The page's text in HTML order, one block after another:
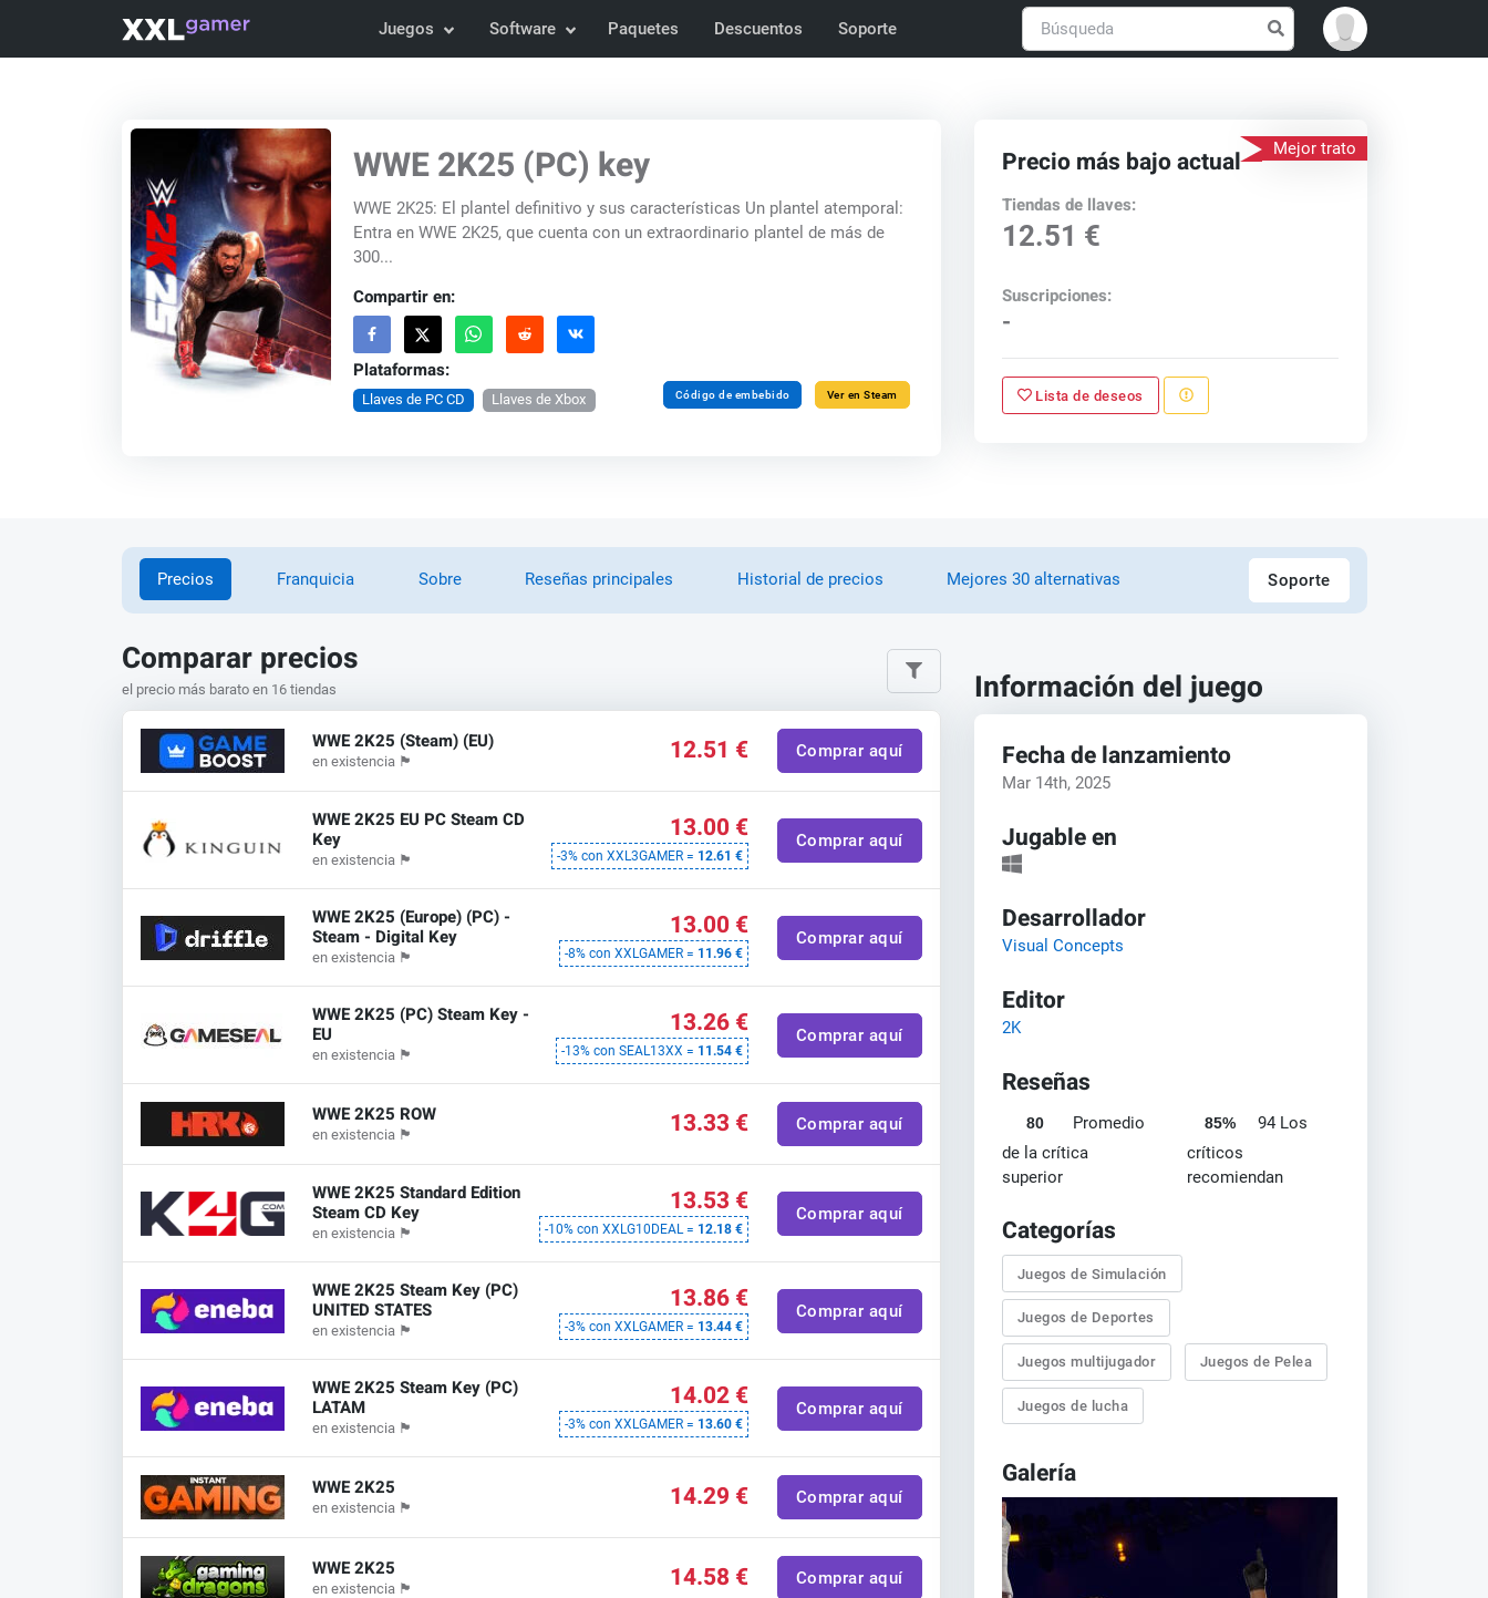
Juegos Software Paquetes Descuentos Soporte
WWE 2K25 (PC) key
WWE 2K25: El plantel definitivo y sus características Un plantel atemporal:
Entra en WWE 2K25, que cuenta con un extraordinario plantel de más de
300...
Compartir en:
Plataformas:
Llaves de PC CD Llaves de Xbox Código de embebido Ver en Steam
Mejor trato
Precio más bajo actual
Tiendas de llaves:
12.51 €
Suscripciones:
-
Lista de deseos
Precios Franquicia Sobre Reseñas principales Historial de precios Mejores 30 alternativas Soporte
Comparar precios
el precio más barato en 16 tiendas
WWE 2K25 (Steam) (EU)
en existencia 🏴 12.51 € Comprar aquí
WWE 2K25 EU PC Steam CD
Key
en existencia 🏴
13.00 €
-3% con XXL3GAMER = 12.61 €
Comprar aquí
WWE 2K25 (Europe) (PC) -
Steam - Digital Key
en existencia 🏴
13.00 €
-8% con XXLGAMER = 11.96 €
Comprar aquí
WWE 2K25 (PC) Steam Key -
EU
en existencia 🏴
13.26 €
-13% con SEAL13XX = 11.54 €
Comprar aquí
WWE 2K25 ROW
en existencia 🏴 13.33 € Comprar aquí
WWE 2K25 Standard Edition
Steam CD Key
en existencia 🏴
13.53 €
-10% con XXLG10DEAL = 12.18 €
Comprar aquí
WWE 2K25 Steam Key (PC)
UNITED STATES
en existencia 🏴
13.86 €
-3% con XXLGAMER = 13.44 €
Comprar aquí
WWE 2K25 Steam Key (PC)
LATAM
en existencia 🏴
14.02 €
-3% con XXLGAMER = 13.60 €
Comprar aquí
WWE 2K25
en existencia 🏴 14.29 € Comprar aquí
WWE 2K25
en existencia 🏴 14.58 € Comprar aquí
Información del juego
Fecha de lanzamiento
Mar 14th, 2025
Jugable en
Desarrollador
Visual Concepts
Editor
2K
Reseñas
80
Promedio
de la crítica
superior
85%
94 Los
críticos
recomiendan
Categorías
Juegos de Simulación
Juegos de Deportes
Juegos multijugador Juegos de Pelea
Juegos de lucha
Galería